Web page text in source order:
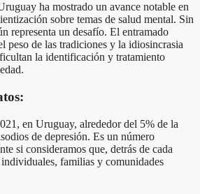
ha mostrado un avance notable en
sobre temas de salud mental. Sin
representa un desafío. El entramado
peso de las tradiciones y la idiosincrasia
la identificación y tratamiento
en Uruguay, alrededor del 5% de la
de depresión. Es un número
si consideramos que, detrás de cada
familias y comunidades